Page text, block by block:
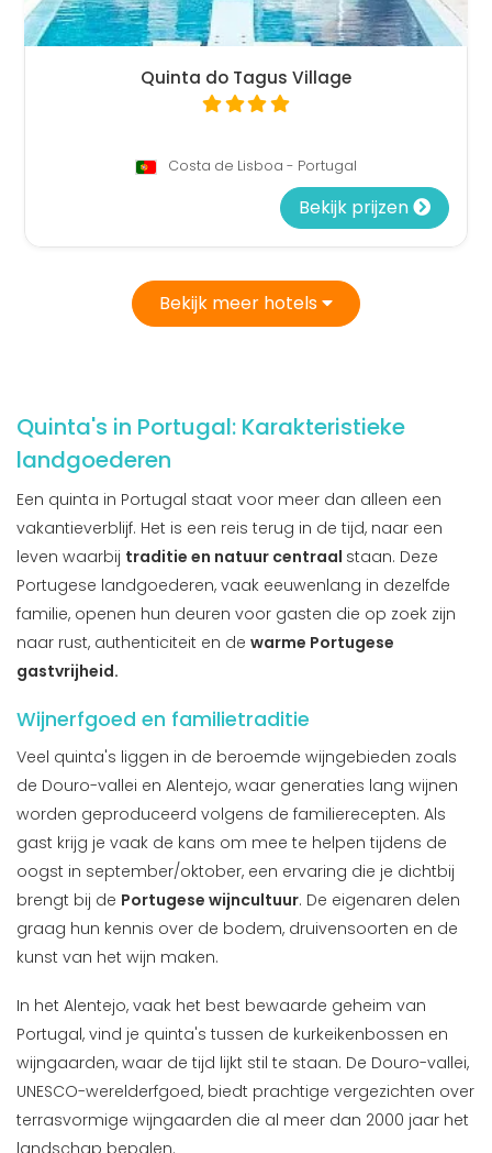
Quinta do Tagus Village
Costa de Lisboa - Portugal
Bekijk prijzen
Bekijk meer hotels
Quinta's in Portugal: Karakteristieke
landgoederen
Een quinta in Portugal staat voor meer dan alleen een
vakantieverblijf. Het is een reis terug in de tijd, naar een
leven waarbij traditie en natuur centraal staan. Deze
Portugese landgoederen, vaak eeuwenlang in dezelfde
familie, openen hun deuren voor gasten die op zoek zijn
naar rust, authenticiteit en de warme Portugese
gastvrijheid.
Wijnerfgoed en familietraditie
Veel quinta's liggen in de beroemde wijngebieden zoals
de Douro-vallei en Alentejo, waar generaties lang wijnen
worden geproduceerd volgens de familierecepten. Als
gast krijg je vaak de kans om mee te helpen tijdens de
oogst in september/oktober, een ervaring die je dichtbij
brengt bij de Portugese wijncultuur. De eigenaren delen
graag hun kennis over de bodem, druivensoorten en de
kunst van het wijn maken.
In het Alentejo, vaak het best bewaarde geheim van
Portugal, vind je quinta's tussen de kurkeikenbossen en
wijngaarden, waar de tijd lijkt stil te staan. De Douro-vallei,
UNESCO-werelderfgoed, biedt prachtige vergezichten over
terrasvormige wijngaarden die al meer dan 2000 jaar het